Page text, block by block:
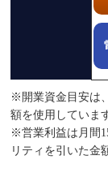
※開業資金目安は
額を使用していま
※営業利益は月間
リティを引いた金